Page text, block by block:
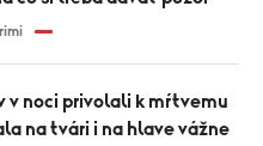
na tvári i na hlave vážne